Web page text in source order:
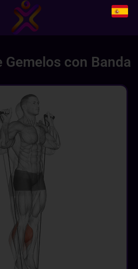
Gemelos con Banda